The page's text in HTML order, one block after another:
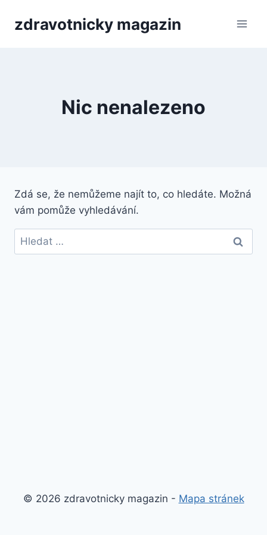
zdravotnicky magazin
Nic nenalezeno
Zdá se, že nemůžeme najít to, co hledáte. Možná
vám pomůže vyhledávání.
Vyhledávání
© 2026 zdravotnicky magazin - Mapa stránek